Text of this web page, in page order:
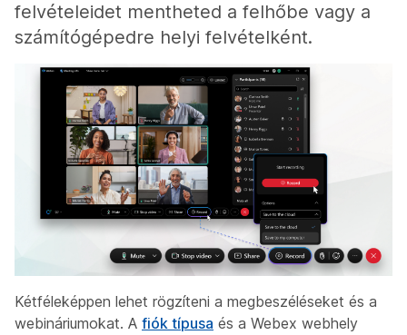
felvételeidet mentheted a felhőbe vagy a
számítógépedre helyi felvételként.
Kétféleképpen lehet rögzíteni a megbeszéléseket és a
webináriumokat. A fiók típusa és a Webex webhely